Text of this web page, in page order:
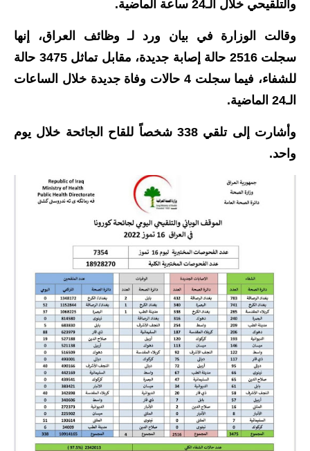
الاخبار الرياضية
المدارس
المرحلة الابتدائية
المرحلة المتوسطة
المرحلة الاعدادية
اسئلة وزارية
المرحلة الابتدائية
المرحلة المتوسطة
المرحلة الاعدادية
مرشحات
المرحلة الابتدائية
والتلقيحي خلال الـ24 ساعة الماضية.
وقالت الوزارة في بيان ورد لـ وظائف العراق، إنها
سجلت 2516 حالة إصابة جديدة، مقابل تماثل 3475 حالة
للشفاء، فيما سجلت 4 حالات وفاة جديدة خلال الساعات
الـ24 الماضية.
وأشارت إلى تلقي 338 شخصاً للقاح الجائحة خلال يوم
واحد.